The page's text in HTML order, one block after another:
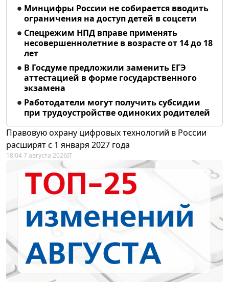
Минцифры России не собирается вводить
ограничения на доступ детей в соцсети
Спецрежим НПД вправе применять
несовершеннолетние в возрасте от 14 до 18
лет
В Госдуме предложили заменить ЕГЭ
аттестацией в форме государственного
экзамена
Работодатели могут получить субсидии
при трудоустройстве одиноких родителей
Правовую охрану цифровых технологий в России
расширят с 1 января 2027 года
18:04 7 августа 2026IT